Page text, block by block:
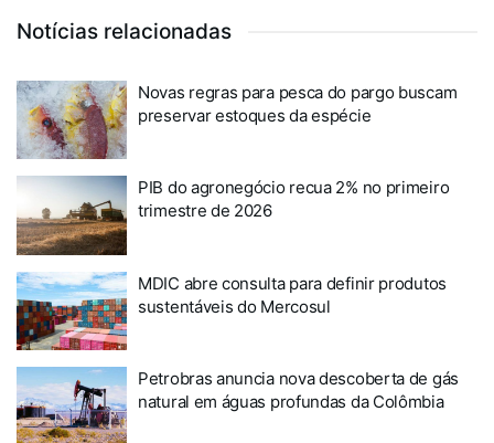
Notícias relacionadas
Novas regras para pesca do pargo buscam
preservar estoques da espécie
PIB do agronegócio recua 2% no primeiro
trimestre de 2026
MDIC abre consulta para definir produtos
sustentáveis do Mercosul
Petrobras anuncia nova descoberta de gás
natural em águas profundas da Colômbia